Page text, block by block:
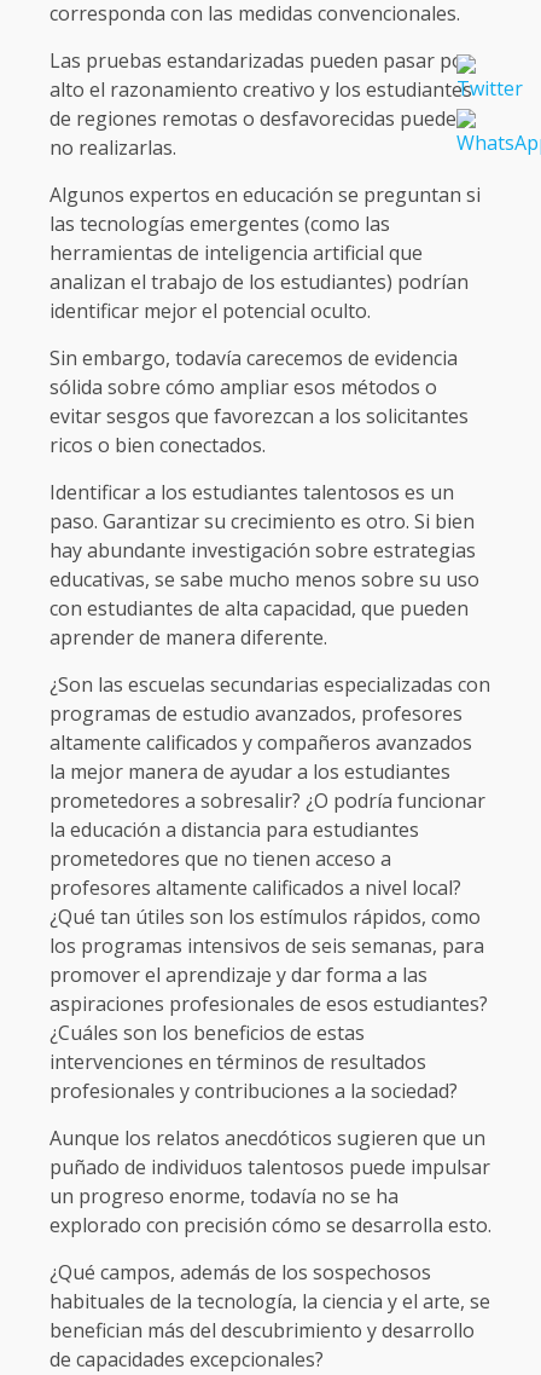
corresponda con las medidas convencionales.
Las pruebas estandarizadas pueden pasar por
alto el razonamiento creativo y los estudiantes
de regiones remotas o desfavorecidas pueden
no realizarlas.
Algunos expertos en educación se preguntan si
las tecnologías emergentes (como las
herramientas de inteligencia artificial que
analizan el trabajo de los estudiantes) podrían
identificar mejor el potencial oculto.
Sin embargo, todavía carecemos de evidencia
sólida sobre cómo ampliar esos métodos o
evitar sesgos que favorezcan a los solicitantes
ricos o bien conectados.
Identificar a los estudiantes talentosos es un
paso. Garantizar su crecimiento es otro. Si bien
hay abundante investigación sobre estrategias
educativas, se sabe mucho menos sobre su uso
con estudiantes de alta capacidad, que pueden
aprender de manera diferente.
¿Son las escuelas secundarias especializadas con
programas de estudio avanzados, profesores
altamente calificados y compañeros avanzados
la mejor manera de ayudar a los estudiantes
prometedores a sobresalir? ¿O podría funcionar
la educación a distancia para estudiantes
prometedores que no tienen acceso a
profesores altamente calificados a nivel local?
¿Qué tan útiles son los estímulos rápidos, como
los programas intensivos de seis semanas, para
promover el aprendizaje y dar forma a las
aspiraciones profesionales de esos estudiantes?
¿Cuáles son los beneficios de estas
intervenciones en términos de resultados
profesionales y contribuciones a la sociedad?
Aunque los relatos anecdóticos sugieren que un
puñado de individuos talentosos puede impulsar
un progreso enorme, todavía no se ha
explorado con precisión cómo se desarrolla esto.
¿Qué campos, además de los sospechosos
habituales de la tecnología, la ciencia y el arte, se
benefician más del descubrimiento y desarrollo
de capacidades excepcionales?